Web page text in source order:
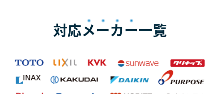
対応メーカー一覧